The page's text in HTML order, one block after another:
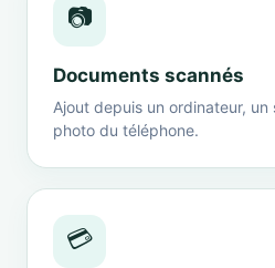
📷
Documents scannés
Ajout depuis un ordinateur, un
photo du téléphone.
💳